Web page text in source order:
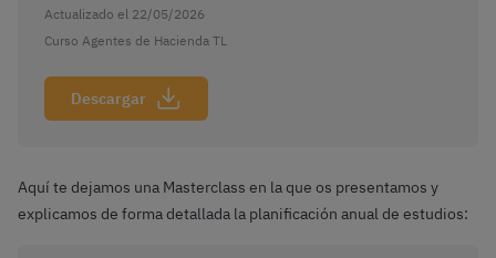
Actualizado el 22/05/2026
Curso Agentes de Hacienda TL
Descargar
Aquí te dejamos una Masterclass en la que os presentamos y
explicamos de forma detallada la planificación anual de estudios: